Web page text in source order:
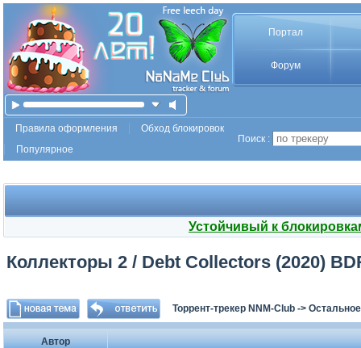
Портал
Форум
Правила оформления
Обход блокировок
Популярное
Поиск :
Устойчивый к
Коллекторы 2 / Debt Collectors (2020)
Торрент-трекер NNM-Club -> Остальное
Автор